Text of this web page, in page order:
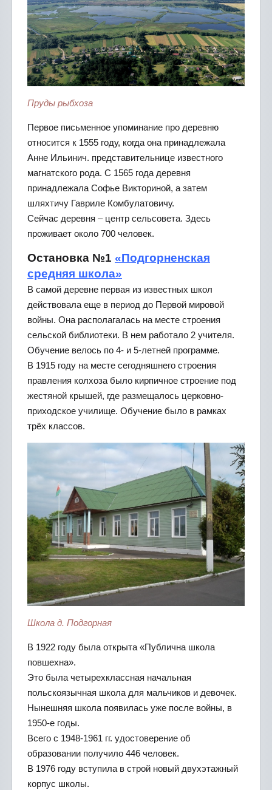
Пруды рыбхоза
Первое письменное упоминание про деревню
относится к 1555 году, когда она принадлежала
Анне Ильинич. представительнице известного
магнатского рода. С 1565 года деревня
принадлежала Софье Викториной, а затем
шляхтичу Гавриле Комбулатовичу.
Сейчас деревня – центр сельсовета. Здесь
проживает около 700 человек.
Остановка №1 «Подгорненская
средняя школа»
В самой деревне первая из известных школ
действовала еще в период до Первой мировой
войны. Она располагалась на месте строения
сельской библиотеки. В нем работало 2 учителя.
Обучение велось по 4- и 5-летней программе.
В 1915 году на месте сегодняшнего строения
правления колхоза было кирпичное строение под
жестяной крышей, где размещалось церковно-
приходское училище. Обучение было в рамках
трёх классов.
Школа д. Подгорная
В 1922 году была открыта «Публична школа
повшехна».
Это была четырехклассная начальная
польскоязычная школа для мальчиков и девочек.
Нынешняя школа появилась уже после войны, в
1950-е годы.
Всего с 1948-1961 гг. удостоверение об
образовании получило 446 человек.
В 1976 году вступила в строй новый двухэтажный
корпус школы.